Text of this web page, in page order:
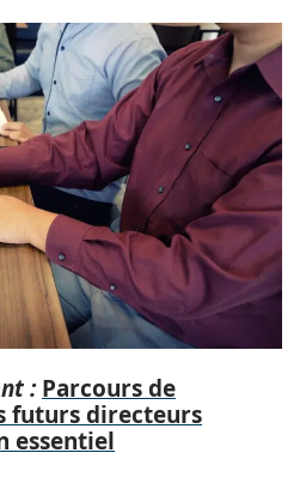
: Parcours de
futurs directeurs
essentiel